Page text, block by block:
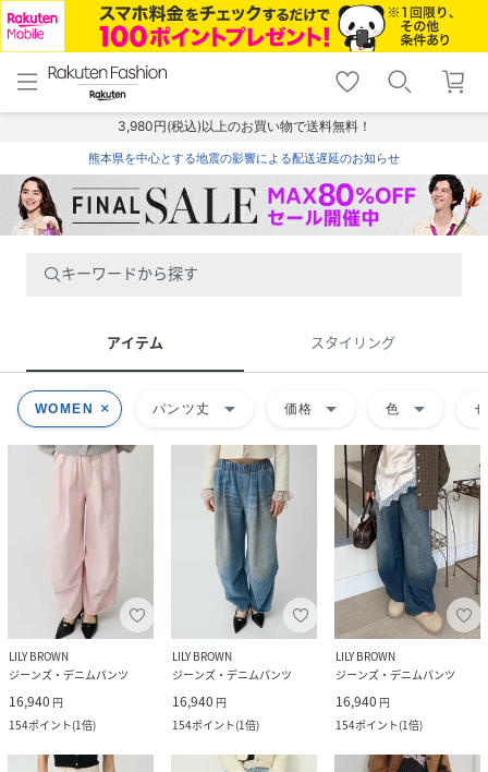
menu home
トップ
shopping_cart lock_outline
ログイン
3,980円(税込)以上のお買い物で送料無料！
熊本県を中心とする地震の影響による配送遅延のお知らせ
キーワードから探す
アイテム スタイリング
WOMEN パンツ丈 arrow_drop_down 価格 arrow_drop_down 色 arrow_drop_down
LILY BROWN
ジーンズ・デニムパンツ
16,940 円
154ポイント(1倍)
LILY BROWN
ジーンズ・デニムパンツ
16,940 円
154ポイント(1倍)
LILY BROWN
ジーンズ・デニムパンツ
16,940 円
154ポイント(1倍)